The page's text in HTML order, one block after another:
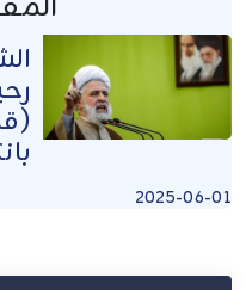
2025-06-01